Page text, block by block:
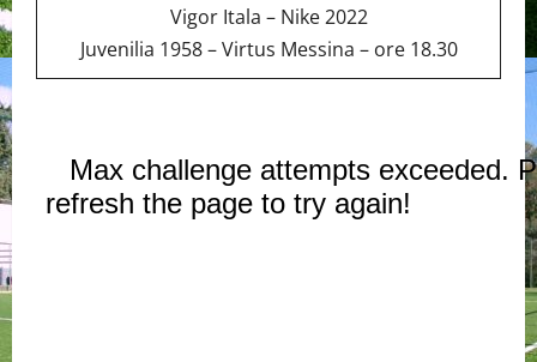
Vigor Itala – Nike 2022
Juvenilia 1958 – Virtus Messina – ore 18.30